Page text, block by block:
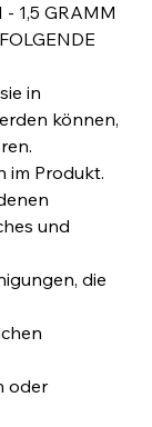
1,5 GRAMM
in
können,
im Produkt.
und
die
oder